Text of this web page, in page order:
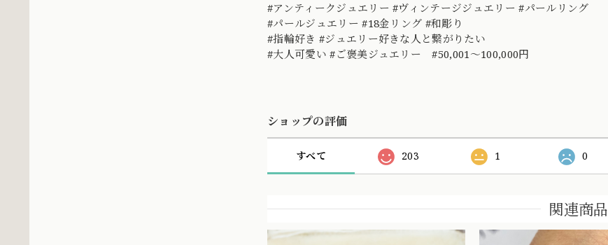
#アンティークジュエリー #ヴィンテージジュエリー #パールリング
#パールジュエリー #18金リング #和彫り
#指輪好き #ジュエリー好きな人と繋がりたい
#大人可愛い #ご褒美ジュエリー #50,001～100,000円
ショップの評価
すべて 203 1 0
関連商品